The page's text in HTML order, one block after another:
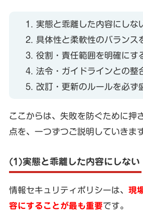
実態と乖離した内容にしな
具体性と柔軟性のバランス
役割・責任範囲を明確にす
法令・ガイドラインとの整
改訂・更新のルールを必ず
ここからは、失敗を防ぐために押
点を、一つずつご説明していきます
(1)実態と乖離した内容にしない
情報セキュリティポリシーは、 現
容にすることが最も重要です。